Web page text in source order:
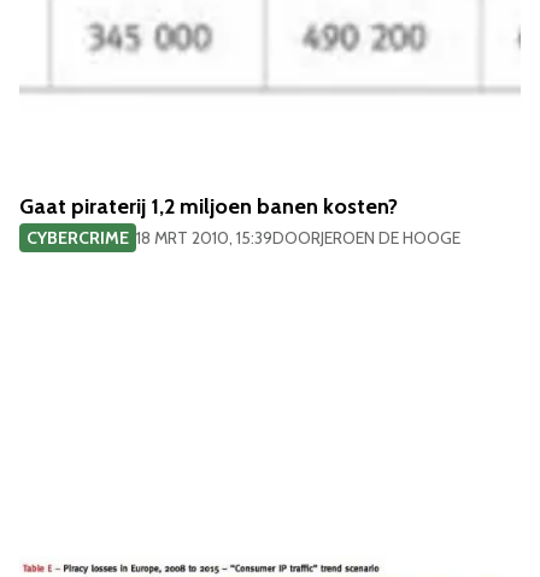
Gaat piraterij 1,2 miljoen banen kosten?
CYBERCRIME 18 MRT 2010, 15:39DOORJEROEN DE HOOGE